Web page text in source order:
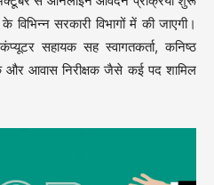
विभिन्न सरकारी विभागों में की जाएगी।
सहायक सह स्वागतकर्ता, कनिष्ठ
और आवास निरीक्षक जैसे कई पद शामिल